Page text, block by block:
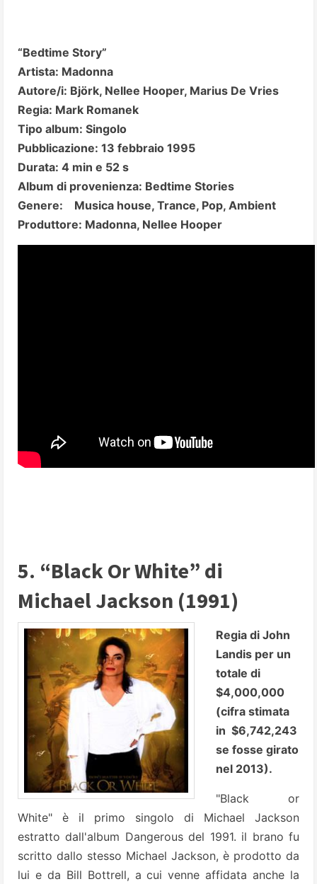
“Bedtime Story”
Artista: Madonna
Autore/i: Björk, Nellee Hooper, Marius De Vries
Regia: Mark Romanek
Tipo album: Singolo
Pubblicazione: 13 febbraio 1995
Durata: 4 min e 52 s
Album di provenienza: Bedtime Stories
Genere: Musica house, Trance, Pop, Ambient
Produttore: Madonna, Nellee Hooper
5. “Black Or White” di
Michael Jackson (1991)
Regia di John
Landis per un
totale di
$4,000,000
(cifra stimata
in $6,742,243
se fosse girato
nel 2013).
"Black or
White" è il primo singolo di Michael Jackson
estratto dall'album Dangerous del 1991. il brano fu
scritto dallo stesso Michael Jackson, è prodotto da
lui e da Bill Bottrell, a cui venne affidata anche la